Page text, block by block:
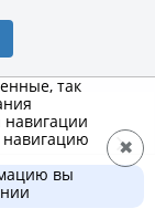
так
навигацию
вы
✖